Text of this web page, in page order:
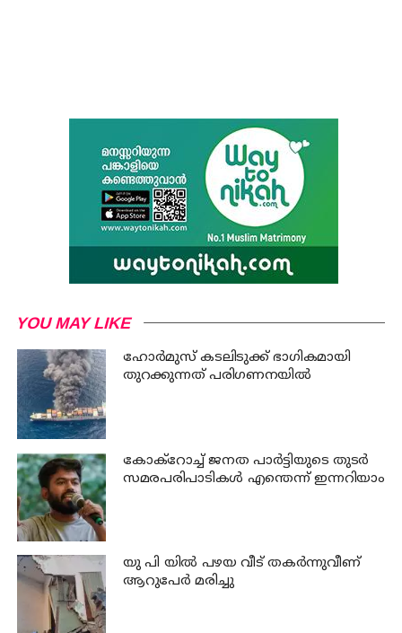
YOU MAY LIKE
ഹോര്‍മുസ് കടലിടുക്ക് ഭാഗികമായി
തുറക്കുന്നത് പരിഗണനയില്‍
കോക്റോച്ച് ജനത പാര്‍ട്ടിയുടെ തുടര്‍
സമരപരിപാടികള്‍ എന്തെന്ന് ഇന്നറിയാം
യു പി യില്‍ പഴയ വീട് തകര്‍ന്നുവീണ്
ആറുപേര്‍ മരിച്ചു